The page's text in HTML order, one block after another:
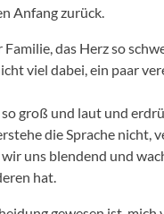
Anfang zurück.
das Herz so
viel dabei, ein paar
groß und laut und
die Sprache
uns blendend und
hat.